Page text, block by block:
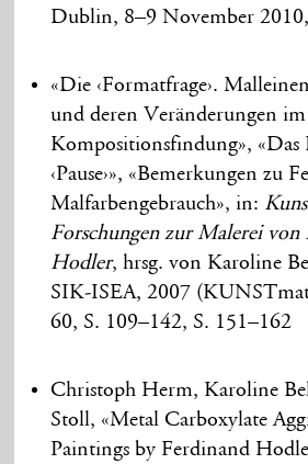
Dublin, 8–9 November
«Die ‹Formatfrage›.
und deren Veränderungen
Kompositionsfindung»,
‹Pause›», «Bemerkungen zu
Malfarbengebrauch», in:
Forschungen zur Malerei von
Hodler, hrsg. von Karoline
SIK-ISEA, 2007
60, S. 109–142, S. 151–162
Christoph Herm, Karoline
Stoll, «Metal Carboxylate
Paintings by Ferdinand